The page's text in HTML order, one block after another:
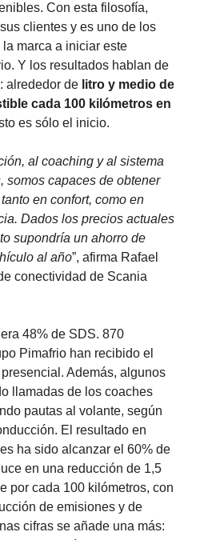
Con esta filosofía,
clientes y es uno de los
marca a iniciar este
Y los resultados hablan de
alrededor de litro y medio de
cada 100 kilómetros en
es sólo el inicio.
al coaching y al sistema
somos capaces de obtener
en confort, como en
Dados los precios actuales
supondría un ahorro de
al año”, afirma Rafael
conectividad de Scania
48% de SDS. 870
Pimafrio han recibido el
Además, algunos
llamadas de los coaches
pautas al volante, según
El resultado en
ha sido alcanzar el 60% de
en una reducción de 1,5
por cada 100 kilómetros, con
de emisiones y de
cifras se añade una más: